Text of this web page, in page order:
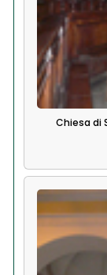
Chiesa di